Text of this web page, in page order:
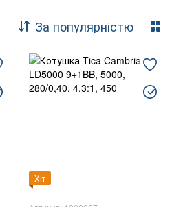
За популярністю
Хіт